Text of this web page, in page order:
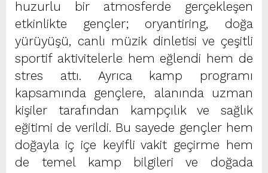
huzurlu bir atmosferde gerçekleşen
etkinlikte gençler; oryantiring, doğa
yürüyüşü, canlı müzik dinletisi ve çeşitli
sportif aktivitelerle hem eğlendi hem de
stres attı. Ayrıca kamp programı
kapsamında gençlere, alanında uzman
kişiler tarafından kampçılık ve sağlık
eğitimi de verildi. Bu sayede gençler hem
doğayla iç içe keyifli vakit geçirme hem
de temel kamp bilgileri ve doğada